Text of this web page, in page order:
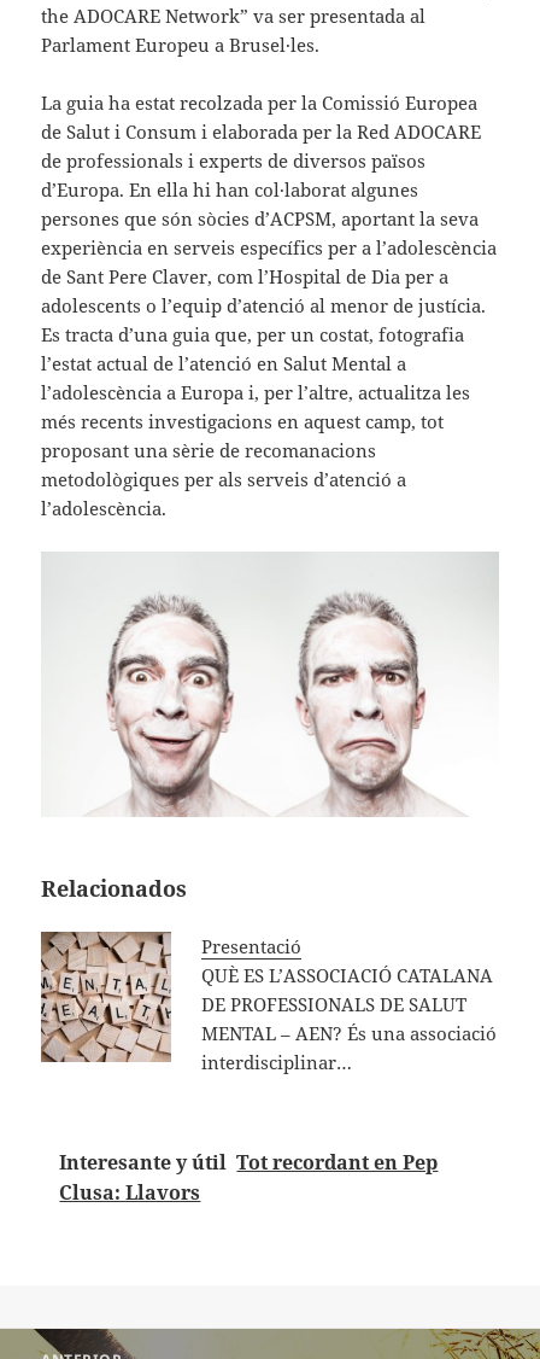
the ADOCARE Network” va ser presentada al
Parlament Europeu a Brusel·les.
La guia ha estat recolzada per la Comissió Europea
de Salut i Consum i elaborada per la Red ADOCARE
de professionals i experts de diversos països
d’Europa. En ella hi han col·laborat algunes
persones que són sòcies d’ACPSM, aportant la seva
experiència en serveis específics per a l’adolescència
de Sant Pere Claver, com l’Hospital de Dia per a
adolescents o l’equip d’atenció al menor de justícia.
Es tracta d’una guia que, per un costat, fotografia
l’estat actual de l’atenció en Salut Mental a
l’adolescència a Europa i, per l’altre, actualitza les
més recents investigacions en aquest camp, tot
proposant una sèrie de recomanacions
metodològiques per als serveis d’atenció a
l’adolescència.
Relacionados
Presentació
QUÈ ES L’ASSOCIACIÓ CATALANA
DE PROFESSIONALS DE SALUT
MENTAL – AEN? És una associació
interdisciplinar…
Interesante y útil Tot recordant en Pep
Clusa: Llavors
Navegación